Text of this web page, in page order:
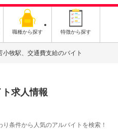
職種から探す 特徴から探す
小牧駅、交通費支給のバイト
求人情報
条件から人気のアルバイトを検索！